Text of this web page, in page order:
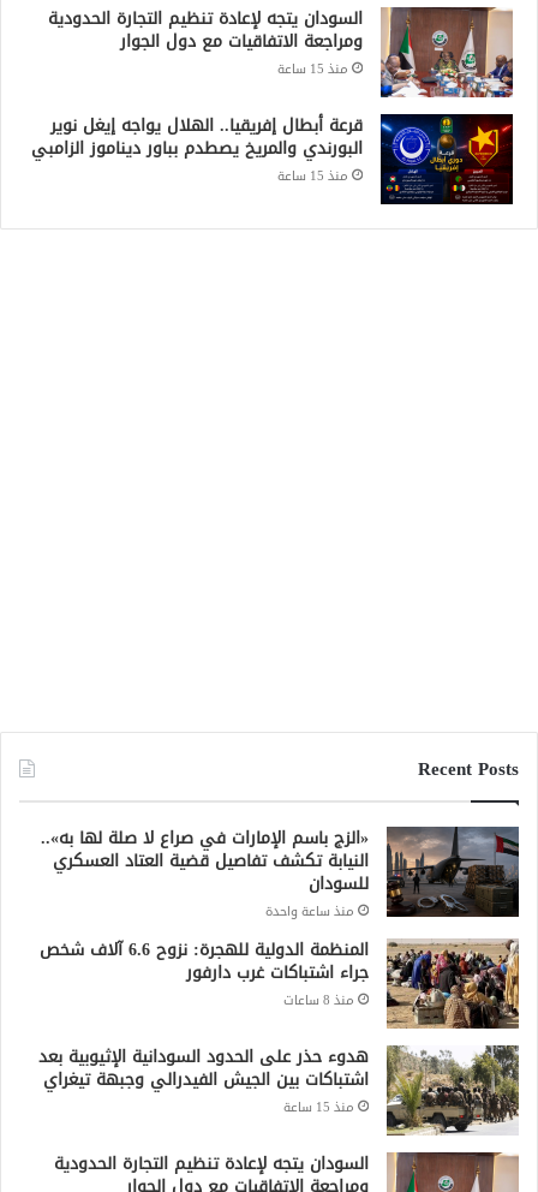
السودان يتجه لإعادة تنظيم التجارة الحدودية
ومراجعة الاتفاقيات مع دول الجوار
منذ 15 ساعة
قرعة أبطال إفريقيا.. الهلال يواجه إيغل نوير
البورندي والمريخ يصطدم بباور ديناموز الزامبي
منذ 15 ساعة
ومراجعة الاتفاقيات مع دول الجوار
قرعة أبطال إفريقيا.. الهلال يواجه إيغل نوير
البورندي والمريخ يصطدم بباور ديناموز الزامبي
منذ 15 ساعة
جميع الحقوق محفوظة لشبكة صقر الجديان الإخبارية 2021